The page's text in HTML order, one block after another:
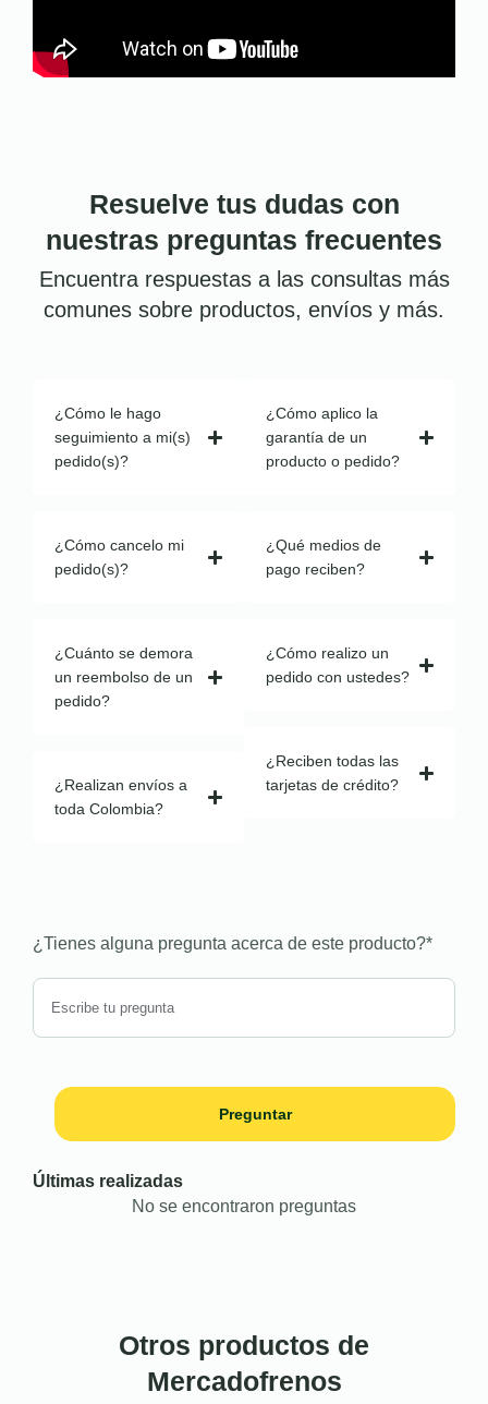
Resuelve tus dudas con
nuestras preguntas frecuentes
Encuentra respuestas a las consultas más
comunes sobre productos, envíos y más.
¿Cómo le hago
seguimiento a mi(s)
pedido(s)?
¿Cómo cancelo mi
pedido(s)?
¿Cuánto se demora
un reembolso de un
pedido?
¿Realizan envíos a
toda Colombia?
¿Cómo aplico la
garantía de un
producto o pedido?
¿Qué medios de
pago reciben?
¿Cómo realizo un
pedido con ustedes?
¿Reciben todas las
tarjetas de crédito?
¿Tienes alguna pregunta acerca de este producto?*
Preguntar
Últimas realizadas
No se encontraron preguntas
Otros productos de
Mercadofrenos